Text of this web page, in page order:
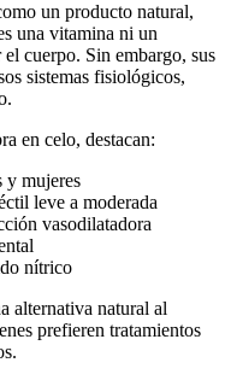
un producto natural,
una vitamina ni un
cuerpo. Sin embargo, sus
sistemas fisiológicos,
en celo, destacan:
y mujeres
leve a moderada
vasodilatadora
nítrico
alternativa natural al
prefieren tratamientos